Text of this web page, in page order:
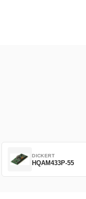
DICKERT
HQAM433P-55